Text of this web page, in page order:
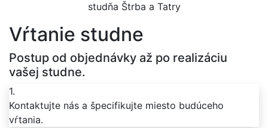
studňa Štrba a Tatry
Vŕtanie studne
Postup od objednávky až po realizáciu
vašej studne.
1.
Kontaktujte nás a špecifikujte miesto budúceho
vŕtania.